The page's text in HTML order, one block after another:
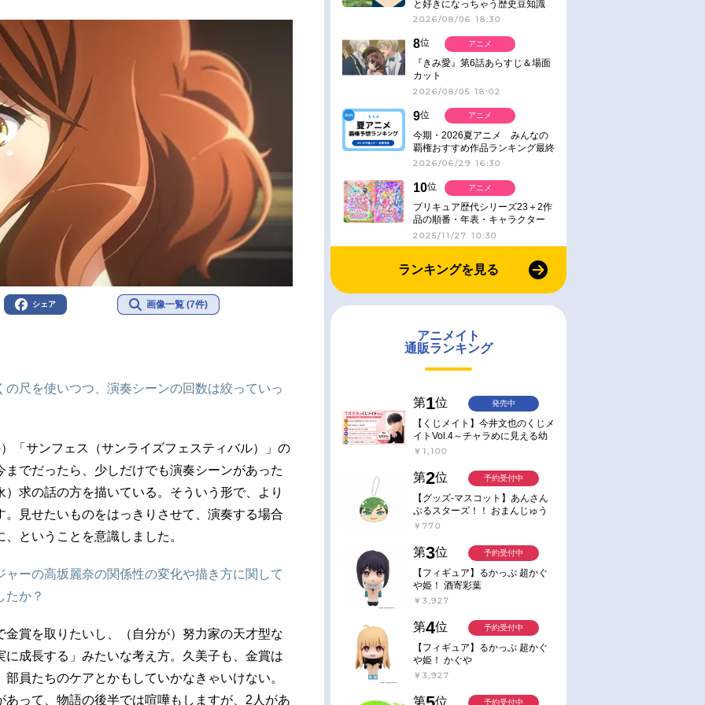
シェア 画像一覧 (7件)
尺を使いつつ、演奏シーンの回数は絞っていっ
「サンフェス（サンライズフェスティバル）」の
でだったら、少しだけでも演奏シーンがあった
求の話の方を描いている。そういう形で、より
見せたいものをはっきりさせて、演奏する場合
ということを意識しました。
ーの高坂麗奈の関係性の変化や描き方に関して
たか？
金賞を取りたいし、（自分が）努力家の天才型な
成長する」みたいな考え方。久美子も、金賞は
員たちのケアとかもしていかなきゃいけない。
って、物語の後半では喧嘩もしますが、2人があ
と好きになっちゃう歴史豆知識
2026/08/06 18:30
8位
『きみ愛』第6話あらすじ＆場面
カット
2026/08/05 18:02
アニメ
9位
今期・2026夏アニメ みんなの
覇権おすすめ作品ランキング最終
結果発表！
2026/06/29 16:30
アニメ
10位
プリキュア歴代シリーズ23＋2作
品の順番・年表・キャラクター
【2025年版】
2025/11/27 10:30
アニメ
ランキングを見る
アニメイト
通販ランキング
第1位
【くじメイト】今井文也のくじメ
イトVol.4～チャラめに見える幼
馴染、実は一途で独占欲が強いん
￥1,100
発売中
第2位
【グッズ-マスコット】あんさん
ぶるスターズ！！ おまんじゅう
にぎにぎマスコット ねくすと2
￥770
予約受付中
第3位
【フィギュア】るかっぷ 超かぐ
や姫！ 酒寄彩葉
￥3,927
予約受付中
第4位
【フィギュア】るかっぷ 超かぐ
や姫！ かぐや
￥3,927
予約受付中
第 位 予約受付中